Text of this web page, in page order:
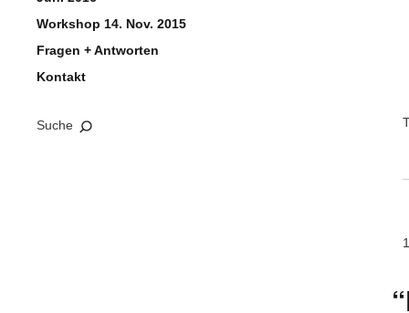
Workshop 14. Nov. 2015
Fragen + Antworten
Kontakt
Suche
“